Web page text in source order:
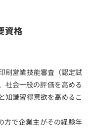
資格
刷営業技能審査（認定試
社会一般の評価を高める
知識習得意欲を高めるこ
方で企業主がその経験年